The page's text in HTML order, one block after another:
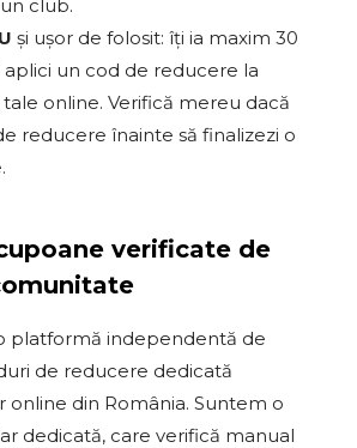
club.
și ușor de folosit: îți ia maxim 30
aplici un cod de reducere la
online. Verifică mereu dacă
reducere înainte să finalizezi o
verificate de
platformă independentă de
de reducere dedicată
din România. Suntem o
dedicată, care verifică manual